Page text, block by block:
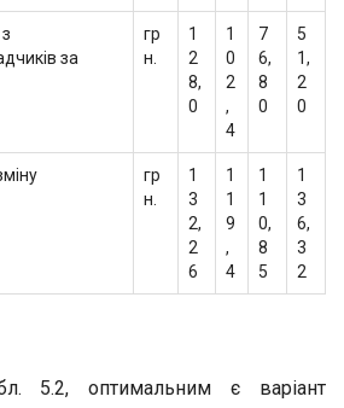
за
гр
н.
1
2
8,
0
1
0
2
,
4
7
6,
8
0
5
1,
2
0
гр
н.
1
3
2,
2
6
1
1
9
,
4
1
1
0,
8
5
1
3
6,
3
2
5.2, оптимальним є варіант